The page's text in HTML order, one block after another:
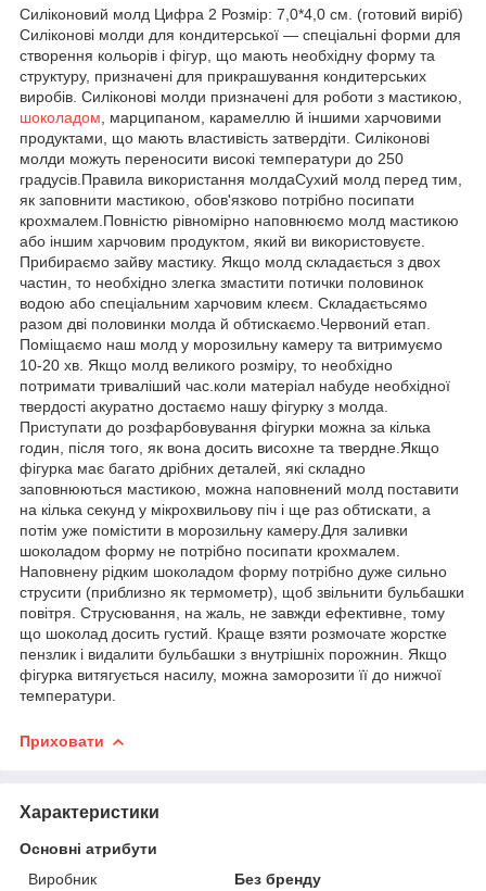
Силіконовий молд Цифра 2 Розмір: 7,0*4,0 см. (готовий виріб)
Силіконові молди для кондитерської — спеціальні форми для
створення кольорів і фігур, що мають необхідну форму та
структуру, призначені для прикрашування кондитерських
виробів. Силіконові молди призначені для роботи з мастикою,
шоколадом , марципаном, карамеллю й іншими харчовими
продуктами, що мають властивість затвердіти. Силіконові
молди можуть переносити високі температури до 250
градусів.Правила використання молдаСухий молд перед тим,
як заповнити мастикою, обов'язково потрібно посипати
крохмалем.Повністю рівномірно наповнюємо молд мастикою
або іншим харчовим продуктом, який ви використовуєте.
Прибираємо зайву мастику. Якщо молд складається з двох
частин, то необхідно злегка змастити потички половинок
водою або спеціальним харчовим клеєм. Складаєтьсямо
разом дві половинки молда й обтискаємо.Червоний етап.
Поміщаємо наш молд у морозильну камеру та витримуємо
10-20 хв. Якщо молд великого розміру, то необхідно
потримати триваліший час.коли матеріал набуде необхідної
твердості акуратно достаємо нашу фігурку з молда.
Приступати до розфарбовування фігурки можна за кілька
годин, після того, як вона досить висохне та твердне.Якщо
фігурка має багато дрібних деталей, які складно
заповнюються мастикою, можна наповнений молд поставити
на кілька секунд у мікрохвильову піч і ще раз обтискати, а
потім уже помістити в морозильну камеру.Для заливки
шоколадом форму не потрібно посипати крохмалем.
Наповнену рідким шоколадом форму потрібно дуже сильно
струсити (приблизно як термометр), щоб звільнити бульбашки
повітря. Струсювання, на жаль, не завжди ефективне, тому
що шоколад досить густий. Краще взяти розмочате жорстке
пензлик і видалити бульбашки з внутрішніх порожнин. Якщо
фігурка витягується насилу, можна заморозити її до нижчої
температури.
Приховати
Характеристики
Основні атрибути
Виробник
Без бренду